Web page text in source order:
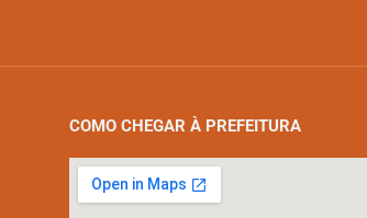
COMO CHEGAR À PREFEITURA